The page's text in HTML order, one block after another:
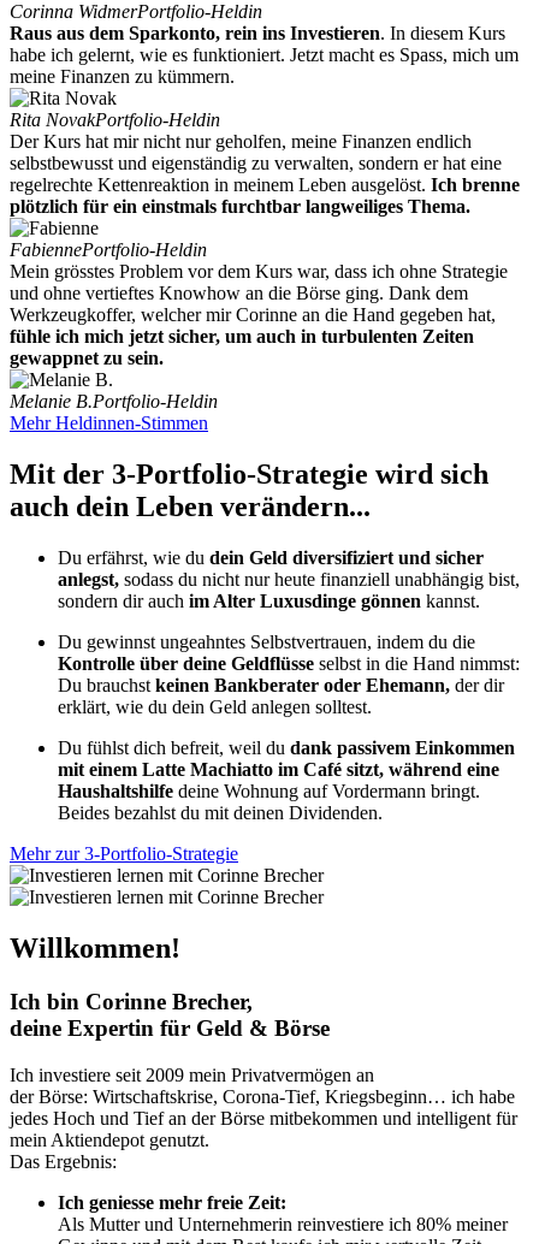
Corinna WidmerPortfolio-Heldin
Raus aus dem Sparkonto, rein ins Investieren. In diesem Kurs
habe ich gelernt, wie es funktioniert. Jetzt macht es Spass, mich um
meine Finanzen zu kümmern.
Rita NovakPortfolio-Heldin
Der Kurs hat mir nicht nur geholfen, meine Finanzen endlich
selbstbewusst und eigenständig zu verwalten, sondern er hat eine
regelrechte Kettenreaktion in meinem Leben ausgelöst. Ich brenne
plötzlich für ein einstmals furchtbar langweiliges Thema.
FabiennePortfolio-Heldin
Mein grösstes Problem vor dem Kurs war, dass ich ohne Strategie
und ohne vertieftes Knowhow an die Börse ging. Dank dem
Werkzeugkoffer, welcher mir Corinne an die Hand gegeben hat,
fühle ich mich jetzt sicher, um auch in turbulenten Zeiten
gewappnet zu sein.
Melanie B.Portfolio-Heldin
Mehr Heldinnen-Stimmen
Mit der 3-Portfolio-Strategie wird sich
auch dein Leben verändern...
Du erfährst, wie du dein Geld diversifiziert und sicher
anlegst, sodass du nicht nur heute finanziell unabhängig bist,
sondern dir auch im Alter Luxusdinge gönnen kannst.
Du gewinnst ungeahntes Selbstvertrauen, indem du die
Kontrolle über deine Geldflüsse selbst in die Hand nimmst:
Du brauchst keinen Bankberater oder Ehemann, der dir
erklärt, wie du dein Geld anlegen solltest.
Du fühlst dich befreit, weil du dank passivem Einkommen
mit einem Latte Machiatto im Café sitzt, während eine
Haushaltshilfe deine Wohnung auf Vordermann bringt.
Beides bezahlst du mit deinen Dividenden.
Mehr zur 3-Portfolio-Strategie
Willkommen!
Ich bin Corinne Brecher,
deine Expertin für Geld & Börse
Ich investiere seit 2009 mein Privatvermögen an
der Börse: Wirtschaftskrise, Corona-Tief, Kriegsbeginn… ich habe
jedes Hoch und Tief an der Börse mitbekommen und intelligent für
mein Aktiendepot genutzt.
Das Ergebnis:
Ich geniesse mehr freie Zeit:
Als Mutter und Unternehmerin reinvestiere ich 80% meiner